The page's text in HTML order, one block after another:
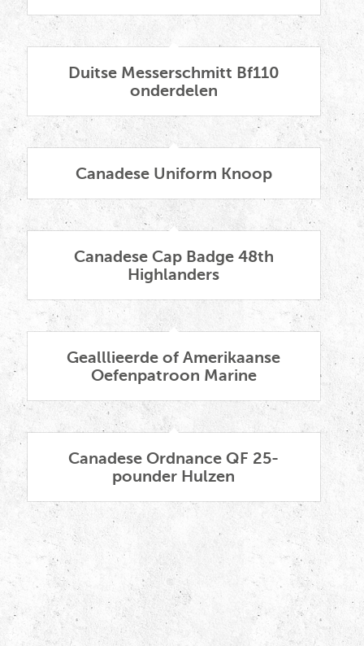
Duitse Messerschmitt Bf110
onderdelen
Canadese Uniform Knoop
Canadese Cap Badge 48th
Highlanders
Gealllieerde of Amerikaanse
Oefenpatroon Marine
Canadese Ordnance QF 25-
pounder Hulzen